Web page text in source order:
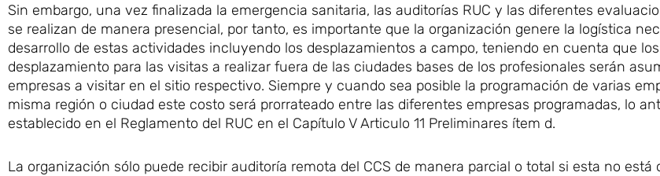
Sin embargo, una vez finalizada la emergencia sanitaria, las auditorías RUC y las diferentes
se realizan de manera presencial, por tanto, es importante que la organización genere la logística
desarrollo de estas actividades incluyendo los desplazamientos a campo, teniendo en cuenta que
desplazamiento para las visitas a realizar fuera de las ciudades bases de los profesionales serán
empresas a visitar en el sitio respectivo. Siempre y cuando sea posible la programación de varias
misma región o ciudad este costo será prorrateado entre las diferentes empresas programadas, lo
establecido en el Reglamento del RUC en el Capítulo V Articulo 11 Preliminares ítem d.
La organización sólo puede recibir auditoría remota del CCS de manera parcial o total si esta no está